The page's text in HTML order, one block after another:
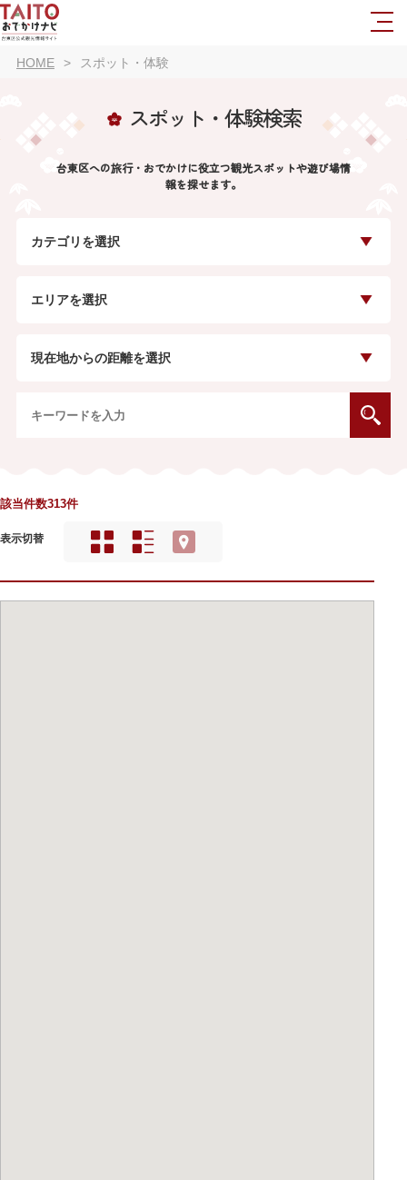
HOME スポット・体験
スポット・体験検索
台東区への旅行・おでかけに役立つ観光スポットや遊び場情
報を探せます。
カテゴリを選択
エリアを選択
現在地からの距離を選択
該当件数313件
表示切替